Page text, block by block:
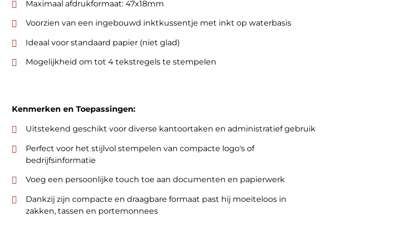
Maximaal afdrukformaat: 47x18mm
Voorzien van een ingebouwd inktkussentje met inkt op waterbasis
Ideaal voor standaard papier (niet glad)
Mogelijkheid om tot 4 tekstregels te stempelen
Kenmerken en Toepassingen:
Uitstekend geschikt voor diverse kantoortaken en administratief gebruik
Perfect voor het stijlvol stempelen van compacte logo's of
bedrijfsinformatie
Voeg een persoonlijke touch toe aan documenten en papierwerk
Dankzij zijn compacte en draagbare formaat past hij moeiteloos in
zakken, tassen en portemonnees